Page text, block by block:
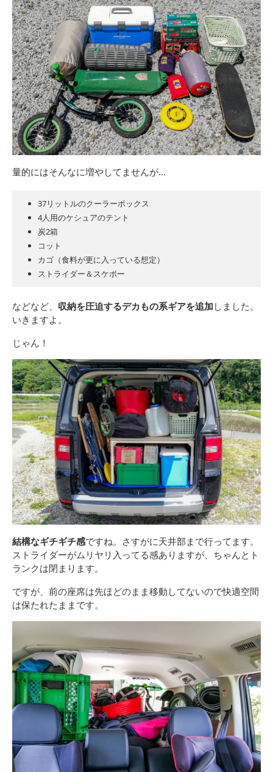
量的にはそんなに増やしてませんが…
37リットルのクーラーボックス
4人用のケシュアのテント
炭2箱
コット
カゴ（食料が更に入っている想定）
ストライダー＆スケボー
などなど、 収納を圧迫するデカもの系ギアを追加 しました。
いきますよ。
じゃん！
結構なギチギチ感ですね。さすがに天井部まで行ってます。
ストライダーがムリヤリ入ってる感ありますが、ちゃんとト
ランクは閉まります。
ですが、前の座席は先ほどのまま移動してないので快適空間
は保たれたままです。